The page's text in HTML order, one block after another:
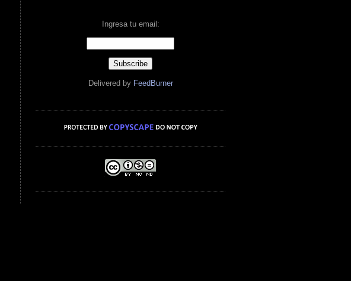
Ingresa tu email:
Delivered by FeedBurner